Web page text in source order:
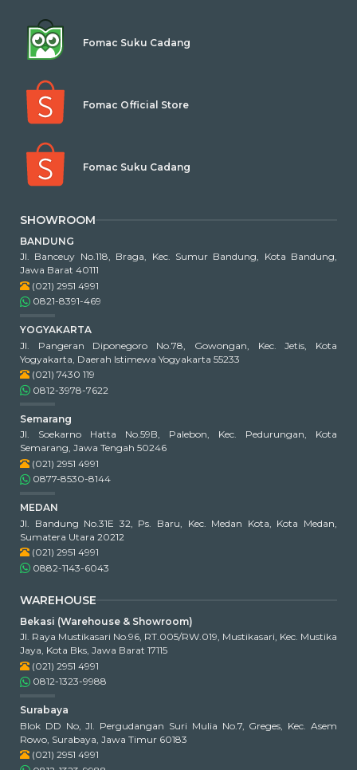
Fomac Official Store
Fomac Suku Cadang
Fomac Suku Cadang
SHOWROOM
BANDUNG
Jl. Banceuy No.118, Braga, Kec. Sumur Bandung, Kota Bandung,
Jawa Barat 40111
(021) 2951 4991
0821-8391-469
YOGYAKARTA
Jl. Pangeran Diponegoro No.78, Gowongan, Kec. Jetis, Kota
Yogyakarta, Daerah Istimewa Yogyakarta 55233
(021) 7430 119
0812-3978-7622
Semarang
Jl. Soekarno Hatta No.59B, Palebon, Kec. Pedurungan, Kota
Semarang, Jawa Tengah 50246
(021) 2951 4991
0877-8530-8144
MEDAN
Jl. Bandung No.31E 32, Ps. Baru, Kec. Medan Kota, Kota Medan,
Sumatera Utara 20212
(021) 2951 4991
0882-1143-6043
WAREHOUSE
Bekasi (Warehouse & Showroom)
Jl. Raya Mustikasari No.96, RT.005/RW.019, Mustikasari, Kec. Mustika
Jaya, Kota Bks, Jawa Barat 17115
(021) 2951 4991
0812-1323-9988
Surabaya
Blok DD No, Jl. Pergudangan Suri Mulia No.7, Greges, Kec. Asem
Rowo, Surabaya, Jawa Timur 60183
(021) 2951 4991